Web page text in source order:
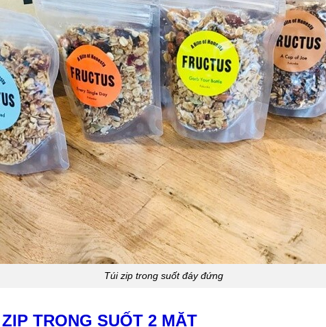
Túi zip trong suốt đáy đứng
TRONG SUỐT 2 MẶT